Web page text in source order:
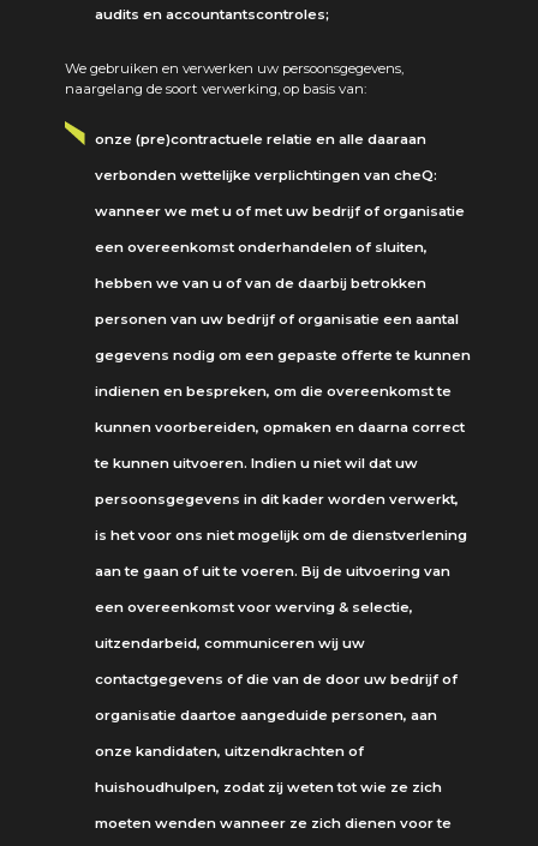
audits en accountantscontroles;
We gebruiken en verwerken uw persoonsgegevens,
naargelang de soort verwerking, op basis van:
onze (pre)contractuele relatie en alle daaraan
verbonden wettelijke verplichtingen van cheQ:
wanneer we met u of met uw bedrijf of organisatie
een overeenkomst onderhandelen of sluiten,
hebben we van u of van de daarbij betrokken
personen van uw bedrijf of organisatie een aantal
gegevens nodig om een gepaste offerte te kunnen
indienen en bespreken, om die overeenkomst te
kunnen voorbereiden, opmaken en daarna correct
te kunnen uitvoeren. Indien u niet wil dat uw
persoonsgegevens in dit kader worden verwerkt,
is het voor ons niet mogelijk om de dienstverlening
aan te gaan of uit te voeren. Bij de uitvoering van
een overeenkomst voor werving & selectie,
uitzendarbeid, communiceren wij uw
contactgegevens of die van de door uw bedrijf of
organisatie daartoe aangeduide personen, aan
onze kandidaten, uitzendkrachten of
huishoudhulpen, zodat zij weten tot wie ze zich
moeten wenden wanneer ze zich dienen voor te